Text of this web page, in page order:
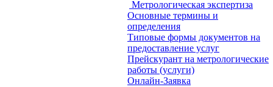
Метрологическая экспертиза
Основные термины и
определения
Типовые формы документов на
предоставление услуг
Прейскурант на метрологические
работы (услуги)
Онлайн-Заявка